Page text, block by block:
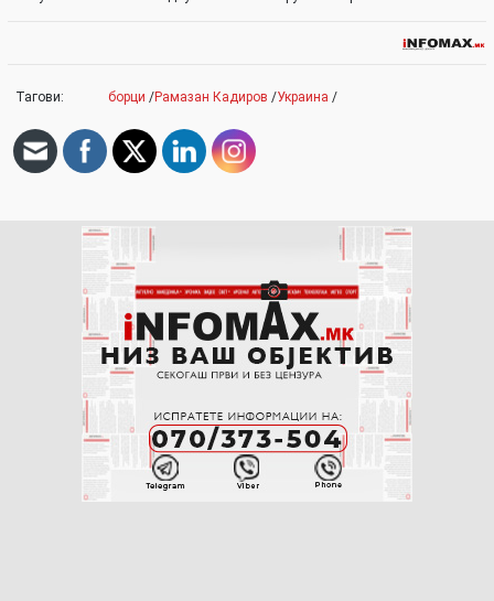
Тагови: борци /Рамазан Кадиров /Украина /